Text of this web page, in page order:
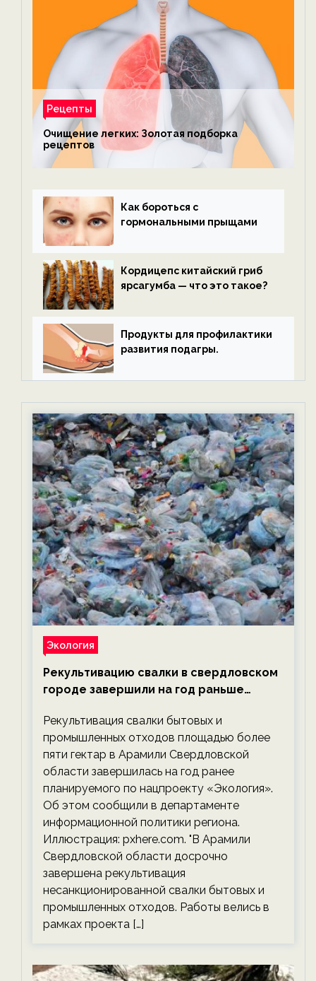
Рецепты
Очищение легких: Золотая подборка
рецептов
Как бороться с
гормональными прыщами
Кордицепс китайский гриб
ярсагумба — что это такое?
Продукты для профилактики
развития подагры.
Экология
Рекультивацию свалки в свердловском
городе завершили на год раньше
экологии на ECOportal
Рекультивация свалки бытовых и
промышленных отходов площадью более
пяти гектар в Арамили Свердловской
области завершилась на год ранее
планируемого по нацпроекту «Экология».
Об этом сообщили в департаменте
информационной политики региона.
Иллюстрация: pxhere.com. "В Арамили
Свердловской области досрочно
завершена рекультивация
несанкционированной свалки бытовых и
промышленных отходов. Работы велись в
рамках проекта […]